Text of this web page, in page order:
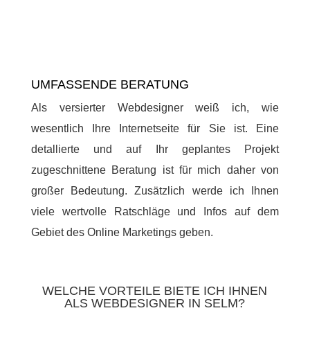
UMFASSENDE BERATUNG
Als versierter Webdesigner weiß ich, wie
wesentlich Ihre Internetseite für Sie ist. Eine
detallierte und auf Ihr geplantes Projekt
zugeschnittene Beratung ist für mich daher von
großer Bedeutung. Zusätzlich werde ich Ihnen
viele wertvolle Ratschläge und Infos auf dem
Gebiet des Online Marketings geben.
WELCHE VORTEILE BIETE ICH IHNEN
ALS WEBDESIGNER IN SELM?